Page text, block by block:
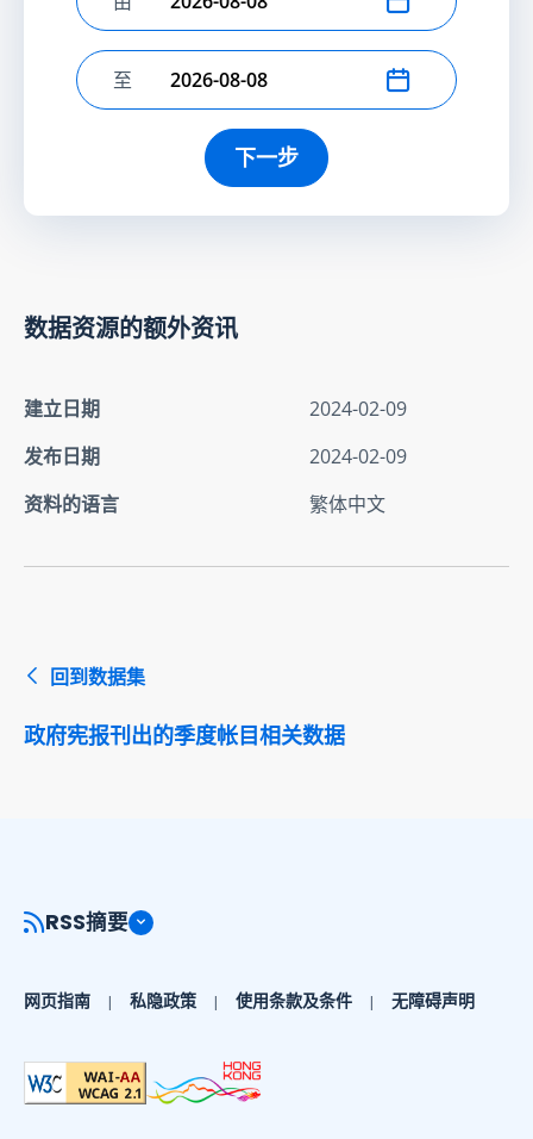
选择开始日期
选择结束日期
至
下一步
数据资源的额外资讯
建立日期
2024-02-09
发布日期
2024-02-09
资料的语言
繁体中文
回到数据集
政府宪报刊出的季度帐目相关数据
RSS摘要
网页指南 私隐政策 使用条款及条件 无障碍声明